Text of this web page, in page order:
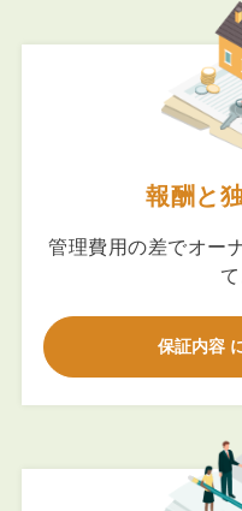
報酬と
管理費用の差でオー
保証内容